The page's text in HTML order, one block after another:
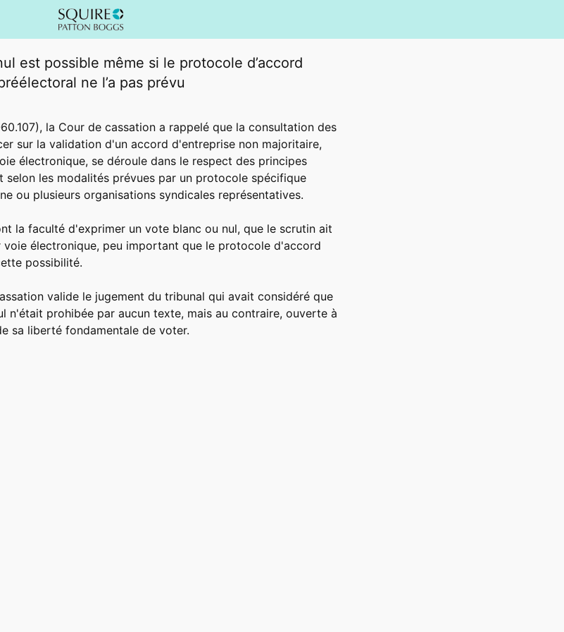
est possible même si le protocole d’accord
ne l’a pas prévu
la Cour de cassation a rappelé que la consultation des
sur la validation d'un accord d'entreprise non majoritaire,
électronique, se déroule dans le respect des principes
les modalités prévues par un protocole spécifique
ou plusieurs organisations syndicales représentatives.
la faculté d'exprimer un vote blanc ou nul, que le scrutin ait
électronique, peu important que le protocole d'accord
possibilité.
valide le jugement du tribunal qui avait considéré que
n'était prohibée par aucun texte, mais au contraire, ouverte à
sa liberté fondamentale de voter.